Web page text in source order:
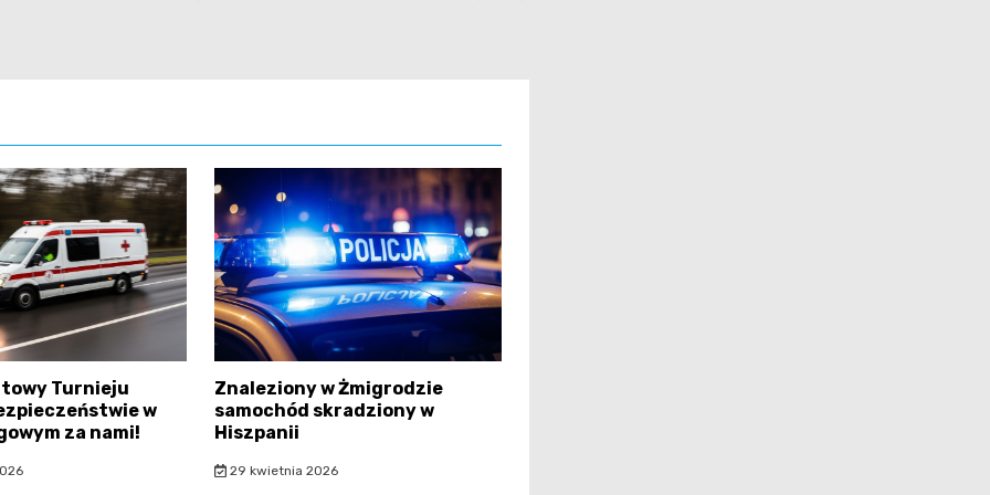
Turnieju
w
za nami!
Znaleziony w Żmigrodzie
samochód skradziony w
Hiszpanii
29 kwietnia 2026